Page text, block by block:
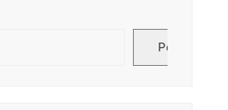
Pesquisar